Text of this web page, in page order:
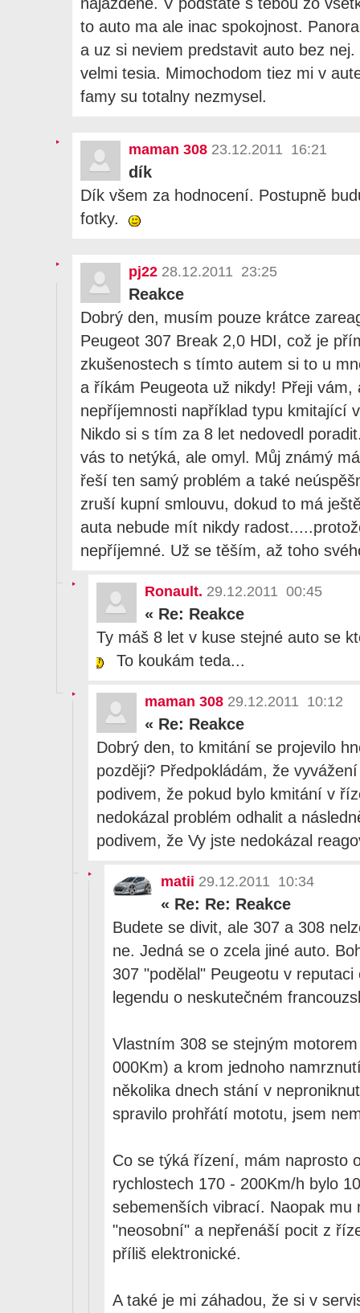
to auto ma ale inac spokojnost.
a uz si neviem predstavit auto bez
velmi tesia. Mimochodom tiez mi v
famy su totalny nezmysel.
maman 308 23.12.2011 16:21
dík
Dík všem za hodnocení. Postupně
fotky.
pj22 28.12.2011 23:25
Reakce
Dobrý den, musím pouze krátce
Peugeot 307 Break 2,0 HDI, což je
zkušenostech s tímto autem si to u
a říkám Peugeota už nikdy! Přeji vám,
nepříjemnosti například typu kmitající
Nikdo si s tím za 8 let nedovedl
vás to netýká, ale omyl. Můj známý
řeší ten samý problém a také
zruší kupní smlouvu, dokud to má
auta nebude mít nikdy
nepříjemné. Už se těším, až toho
Ronault. 29.12.2011 00:45
« Re: Reakce
Ty máš 8 let v kuse stejné auto se
To koukám teda...
maman 308 29.12.2011 10:12
« Re: Reakce
Dobrý den, to kmitání se projevilo
později? Předpokládám, že
podivem, že pokud bylo kmitání v
nedokázal problém odhalit a
podivem, že Vy jste nedokázal
matii 29.12.2011 10:34
« Re: Re: Reakce
Budete se divit, ale 307 a 308
ne. Jedná se o zcela jiné auto.
307 "podělal" Peugeotu v
legendu o neskutečném
Vlastním 308 se stejným
000Km) a krom jednoho
několika dnech stání v
spravilo prohřátí mototu, jsem
Co se týká řízení, mám naprosto
rychlostech 170 - 200Km/h bylo
sebemenších vibrací. Naopak
"neosobní" a nepřenáší pocit z
příliš elektronické.
A také je mi záhadou, že si v